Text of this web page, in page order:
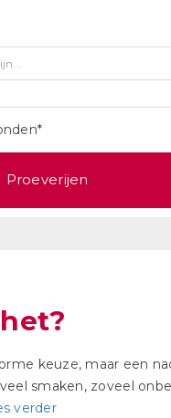
Proeverijen
keuze, maar een
smaken, zoveel
verder